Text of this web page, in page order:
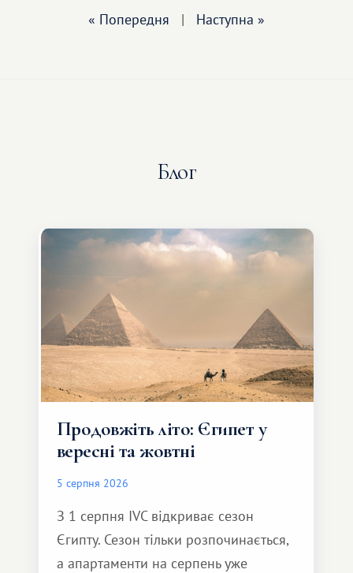
« Попередня | Наступна »
Блог
Продовжіть літо: Єгипет у
вересні та жовтні
5 серпня 2026
З 1 серпня IVC відкриває сезон
Єгипту. Сезон тільки розпочинається,
а апартаменти на серпень уже